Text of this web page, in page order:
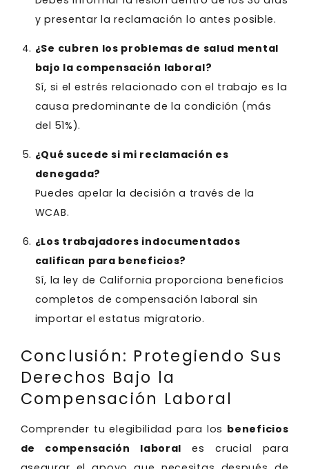
y presentar la reclamación lo antes posible.
¿Se cubren los problemas de salud mental
bajo la compensación laboral?
Sí, si el estrés relacionado con el trabajo es la
causa predominante de la condición (más
del 51%).
¿Qué sucede si mi reclamación es
denegada?
Puedes apelar la decisión a través de la
WCAB.
¿Los trabajadores indocumentados
califican para beneficios?
Sí, la ley de California proporciona beneficios
completos de compensación laboral sin
importar el estatus migratorio.
Conclusión: Protegiendo Sus
Derechos Bajo la
Compensación Laboral
Comprender tu elegibilidad para los beneficios
de compensación laboral es crucial para